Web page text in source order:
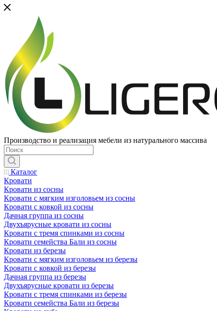
Производство и реализация мебели из натурального массива
Каталог
Кровати
Кровати из сосны
Кровати с мягким изголовьем из сосны
Кровати с ковкой из сосны
Дачная группа из сосны
Двухъярусные кровати из сосны
Кровати с тремя спинками из сосны
Кровати семейства Бали из сосны
Кровати из березы
Кровати с мягким изголовьем из березы
Кровати с ковкой из березы
Дачная группа из березы
Двухъярусные кровати из березы
Кровати с тремя спинками из березы
Кровати семейства Бали из березы